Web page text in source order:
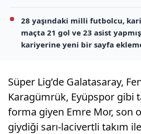
28 yaşındaki milli futbolcu,
maçta 21 gol ve 23 asist
kariyerine yeni bir sayfa
Süper Lig’de Galatasaray,
Karagümrük, Eyüpspor gibi
forma giyen Emre Mor, son
giydiği sarı-lacivertli takım